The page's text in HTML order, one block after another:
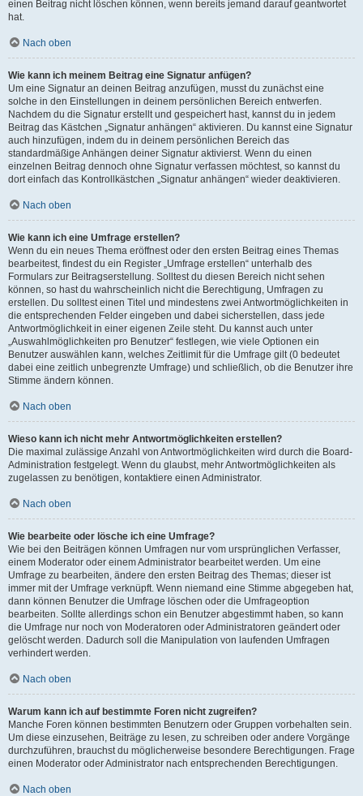
einen Beitrag nicht löschen können, wenn bereits jemand darauf geantwortet
hat.
Nach oben
Wie kann ich meinem Beitrag eine Signatur anfügen?
Um eine Signatur an deinen Beitrag anzufügen, musst du zunächst eine
solche in den Einstellungen in deinem persönlichen Bereich entwerfen.
Nachdem du die Signatur erstellt und gespeichert hast, kannst du in jedem
Beitrag das Kästchen „Signatur anhängen“ aktivieren. Du kannst eine Signatur
auch hinzufügen, indem du in deinem persönlichen Bereich das
standardmäßige Anhängen deiner Signatur aktivierst. Wenn du einen
einzelnen Beitrag dennoch ohne Signatur verfassen möchtest, so kannst du
dort einfach das Kontrollkästchen „Signatur anhängen“ wieder deaktivieren.
Nach oben
Wie kann ich eine Umfrage erstellen?
Wenn du ein neues Thema eröffnest oder den ersten Beitrag eines Themas
bearbeitest, findest du ein Register „Umfrage erstellen“ unterhalb des
Formulars zur Beitragserstellung. Solltest du diesen Bereich nicht sehen
können, so hast du wahrscheinlich nicht die Berechtigung, Umfragen zu
erstellen. Du solltest einen Titel und mindestens zwei Antwortmöglichkeiten in
die entsprechenden Felder eingeben und dabei sicherstellen, dass jede
Antwortmöglichkeit in einer eigenen Zeile steht. Du kannst auch unter
„Auswahlmöglichkeiten pro Benutzer“ festlegen, wie viele Optionen ein
Benutzer auswählen kann, welches Zeitlimit für die Umfrage gilt (0 bedeutet
dabei eine zeitlich unbegrenzte Umfrage) und schließlich, ob die Benutzer ihre
Stimme ändern können.
Nach oben
Wieso kann ich nicht mehr Antwortmöglichkeiten erstellen?
Die maximal zulässige Anzahl von Antwortmöglichkeiten wird durch die Board-
Administration festgelegt. Wenn du glaubst, mehr Antwortmöglichkeiten als
zugelassen zu benötigen, kontaktiere einen Administrator.
Nach oben
Wie bearbeite oder lösche ich eine Umfrage?
Wie bei den Beiträgen können Umfragen nur vom ursprünglichen Verfasser,
einem Moderator oder einem Administrator bearbeitet werden. Um eine
Umfrage zu bearbeiten, ändere den ersten Beitrag des Themas; dieser ist
immer mit der Umfrage verknüpft. Wenn niemand eine Stimme abgegeben hat,
dann können Benutzer die Umfrage löschen oder die Umfrageoption
bearbeiten. Sollte allerdings schon ein Benutzer abgestimmt haben, so kann
die Umfrage nur noch von Moderatoren oder Administratoren geändert oder
gelöscht werden. Dadurch soll die Manipulation von laufenden Umfragen
verhindert werden.
Nach oben
Warum kann ich auf bestimmte Foren nicht zugreifen?
Manche Foren können bestimmten Benutzern oder Gruppen vorbehalten sein.
Um diese einzusehen, Beiträge zu lesen, zu schreiben oder andere Vorgänge
durchzuführen, brauchst du möglicherweise besondere Berechtigungen. Frage
einen Moderator oder Administrator nach entsprechenden Berechtigungen.
Nach oben